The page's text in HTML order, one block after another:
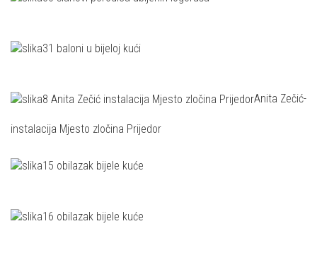
Anita Zečić-
instalacija Mjesto zločina Prijedor